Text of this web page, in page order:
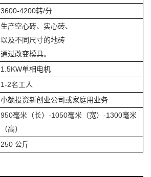
3600-4200转/分
生产空心砖、实心砖、
以及不同尺寸的地砖
通过改变模具。
1.5KW单相电机
1-2名工人
小额投资新创业公司或家庭用业务
950毫米（长） -1050毫米（宽） -1300毫米
（高）
250 公斤